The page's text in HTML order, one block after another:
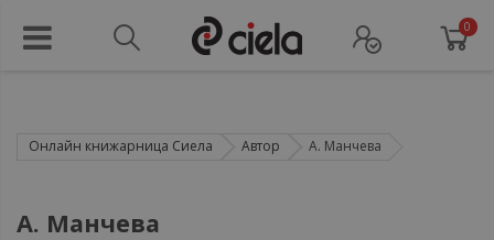
0
Онлайн книжарница Сиела Автор А. Манчева
А. Манчева